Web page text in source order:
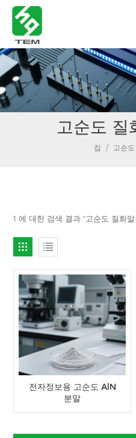
고순도 질
집 / 고순
1 에 대한 검색 결과 "고순도 질화
전자정보용 고순도 AlN
분말